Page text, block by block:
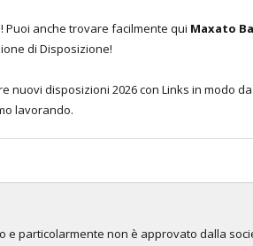
Puoi anche trovare facilmente qui Maxato
di Disposizione!
nuovi disposizioni 2026 con Links in modo
lavorando.
particolarmente non è approvato dalla